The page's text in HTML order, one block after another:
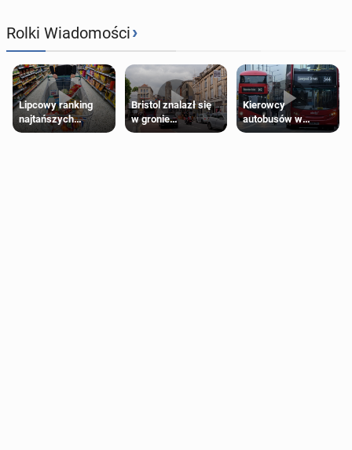
Rolki Wiadomości›
Lipcowy ranking
najtańszych
supermarketów
Bristol znalazł się
w gronie
najlepszych
Kierowcy
autobusów w
Londynie